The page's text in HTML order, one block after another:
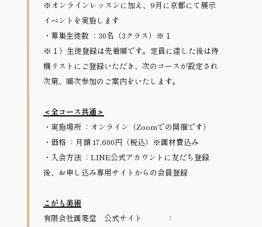
※オンラインレッスンに加え、9月に京都にて展示
イベントを実施します
・募集生徒数 ：30名（3クラス）※１
※１）生徒登録は先着順です。定員に達した後は待
機リストにご登録いただき、次のコースが設定され
次第、順次参加のご案内をいたします。
＜全コース共通＞
・実施場所 ：オンライン（Zoomでの開催です）
・価格 ：月額 17,600円（税込）※画材費込み
・入会方法 ：LINE公式アカウントに友だち登録
後、お申し込み専用サイトからの会員登録
こがも美術
有限会社画箋堂　公式サイト　　　 ：